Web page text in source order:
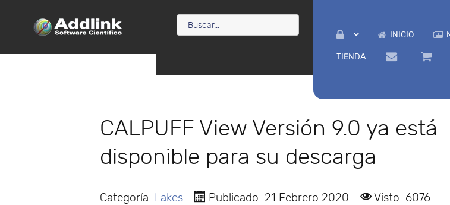
INICIO
TIENDA
CALPUFF View Versión 9.0 ya está
disponible para su descarga
Categoría: Lakes Publicado: 21 Febrero 2020 Visto: 6076